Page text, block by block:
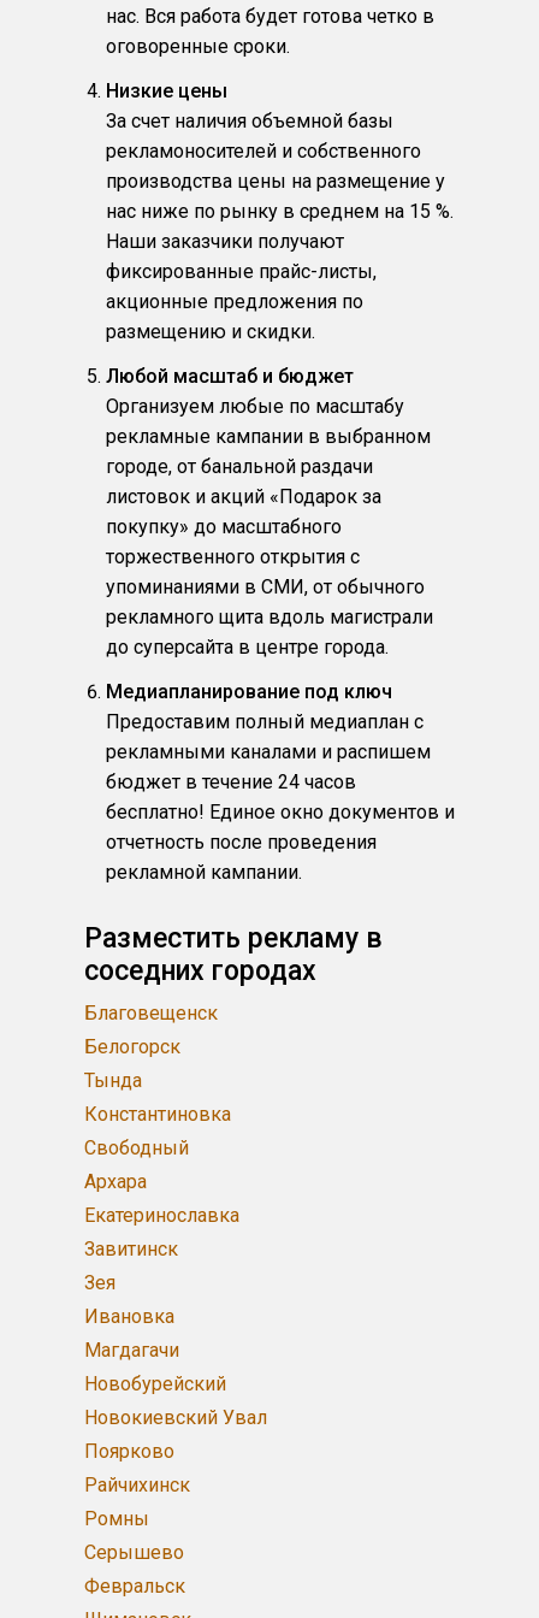
нас. Вся работа будет готова четко в
оговоренные сроки.
Низкие цены
За счет наличия объемной базы
рекламоносителей и собственного
производства цены на размещение у
нас ниже по рынку в среднем на 15 %.
Наши заказчики получают
фиксированные прайс-листы,
акционные предложения по
размещению и скидки.
Любой масштаб и бюджет
Организуем любые по масштабу
рекламные кампании в выбранном
городе, от банальной раздачи
листовок и акций «Подарок за
покупку» до масштабного
торжественного открытия с
упоминаниями в СМИ, от обычного
рекламного щита вдоль магистрали
до суперсайта в центре города.
Медиапланирование под ключ
Предоставим полный медиаплан с
рекламными каналами и распишем
бюджет в течение 24 часов
бесплатно! Единое окно документов и
отчетность после проведения
рекламной кампании.
Разместить рекламу в
соседних городах
Благовещенск
Белогорск
Тында
Константиновка
Свободный
Архара
Екатеринославка
Завитинск
Зея
Ивановка
Магдагачи
Новобурейский
Новокиевский Увал
Поярково
Райчихинск
Ромны
Серышево
Февральск